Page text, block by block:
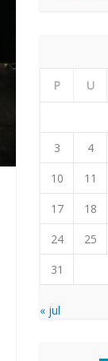
P U
3
4
10
11
17
18
24
25
31
« jul